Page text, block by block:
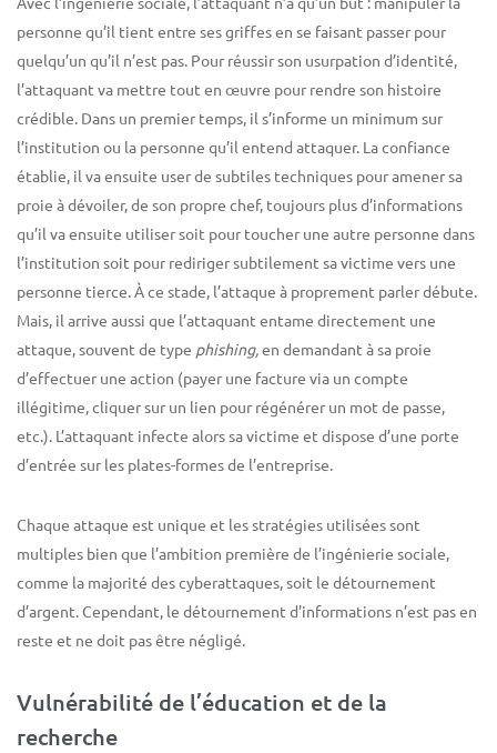
personne qu’il tient entre ses griffes en se faisant passer pour
quelqu’un qu’il n’est pas. Pour réussir son usurpation d’identité,
l’attaquant va mettre tout en œuvre pour rendre son histoire
crédible. Dans un premier temps, il s’informe un minimum sur
l’institution ou la personne qu’il entend attaquer. La confiance
établie, il va ensuite user de subtiles techniques pour amener sa
proie à dévoiler, de son propre chef, toujours plus d’informations
qu’il va ensuite utiliser soit pour toucher une autre personne dans
l’institution soit pour rediriger subtilement sa victime vers une
personne tierce. À ce stade, l’attaque à proprement parler débute.
Mais, il arrive aussi que l’attaquant entame directement une
attaque, souvent de type phishing,en demandant à sa proie
d’effectuer une action (payer une facture via un compte
illégitime, cliquer sur un lien pour régénérer un mot de passe,
etc.). L’attaquant infecte alors sa victime et dispose d’une porte
d’entrée sur les plates-formes de l’entreprise.
Chaque attaque est unique et les stratégies utilisées sont
multiples bien que l’ambition première de l’ingénierie sociale,
comme la majorité des cyberattaques, soit le détournement
d’argent. Cependant, le détournement d’informations n’est pas en
reste et ne doit pas être négligé.
Vulnérabilité de l’éducation et de la
recherche